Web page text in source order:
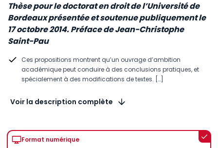
Thèse pour le doctorat en droit de l’Université de
Bordeaux présentée et soutenue publiquement le
17 octobre 2014. Préface de Jean-Christophe
Saint-Pau
Ces propositions montrent qu’un ouvrage d’ambition
académique peut conduire à des conclusions pratiques, et
spécialement à des modifications de textes. […]
Voir la description complète
Format numérique